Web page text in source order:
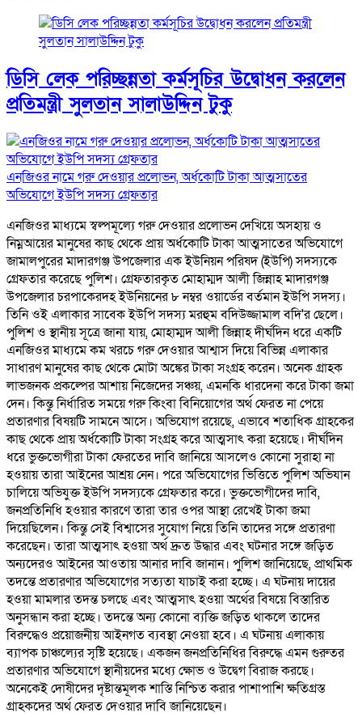
ডিসি লেক পরিচ্ছন্নতা কর্মসূচির উদ্বোধন করলেন
প্রতিমন্ত্রী সুলতান সালাউদ্দিন টুকু
এনজিওর নামে গরু দেওয়ার প্রলোভন, অর্ধকোটি টাকা আত্মসাতের
অভিযোগে ইউপি সদস্য গ্রেফতার
এনজিওর মাধ্যমে স্বল্পমূল্যে গরু দেওয়ার প্রলোভন দেখিয়ে অসহায় ও
নিম্নআয়ের মানুষের কাছ থেকে প্রায় অর্ধকোটি টাকা আত্মসাতের অভিযোগে
জামালপুরের মাদারগঞ্জ উপজেলার এক ইউনিয়ন পরিষদ (ইউপি) সদস্যকে
গ্রেফতার করেছে পুলিশ। গ্রেফতারকৃত মোহাম্মদ আলী জিন্নাহ মাদারগঞ্জ
উপজেলার চরপাকেরদহ ইউনিয়নের ৮ নম্বর ওয়ার্ডের বর্তমান ইউপি সদস্য।
তিনি ওই এলাকার সাবেক ইউপি সদস্য মরহুম বদিউজ্জামাল বদি'র ছেলে।
পুলিশ ও স্থানীয় সূত্রে জানা যায়, মোহাম্মদ আলী জিন্নাহ দীর্ঘদিন ধরে একটি
এনজিওর মাধ্যমে কম খরচে গরু দেওয়ার আশ্বাস দিয়ে বিভিন্ন এলাকার
সাধারণ মানুষের কাছ থেকে মোটা অঙ্কের টাকা সংগ্রহ করেন। অনেক গ্রাহক
লাভজনক প্রকল্পের আশায় নিজেদের সঞ্চয়, এমনকি ধারদেনা করে টাকা জমা
দেন। কিন্তু নির্ধারিত সময়ে গরু কিংবা বিনিয়োগের অর্থ ফেরত না পেয়ে
প্রতারণার বিষয়টি সামনে আসে। অভিযোগ রয়েছে, এভাবে শতাধিক গ্রাহকের
কাছ থেকে প্রায় অর্ধকোটি টাকা সংগ্রহ করে আত্মসাৎ করা হয়েছে। দীর্ঘদিন
ধরে ভুক্তভোগীরা টাকা ফেরতের দাবি জানিয়ে আসলেও কোনো সুরাহা না
হওয়ায় তারা আইনের আশ্রয় নেন। পরে অভিযোগের ভিত্তিতে পুলিশ অভিযান
চালিয়ে অভিযুক্ত ইউপি সদস্যকে গ্রেফতার করে। ভুক্তভোগীদের দাবি,
জনপ্রতিনিধি হওয়ার কারণে তারা তার ওপর আস্থা রেখেই টাকা জমা
দিয়েছিলেন। কিন্তু সেই বিশ্বাসের সুযোগ নিয়ে তিনি তাদের সঙ্গে প্রতারণা
করেছেন। তারা আত্মসাৎ হওয়া অর্থ দ্রুত উদ্ধার এবং ঘটনার সঙ্গে জড়িত
অন্যদেরও আইনের আওতায় আনার দাবি জানান। পুলিশ জানিয়েছে, প্রাথমিক
তদন্তে প্রতারণার অভিযোগের সত্যতা যাচাই করা হচ্ছে। এ ঘটনায় দায়ের
হওয়া মামলার তদন্ত চলছে এবং আত্মসাৎ হওয়া অর্থের বিষয়ে বিস্তারিত
অনুসন্ধান করা হচ্ছে। তদন্তে অন্য কোনো ব্যক্তি জড়িত থাকলে তাদের
বিরুদ্ধেও প্রয়োজনীয় আইনগত ব্যবস্থা নেওয়া হবে। এ ঘটনায় এলাকায়
ব্যাপক চাঞ্চল্যের সৃষ্টি হয়েছে। একজন জনপ্রতিনিধির বিরুদ্ধে এমন গুরুতর
প্রতারণার অভিযোগে স্থানীয়দের মধ্যে ক্ষোভ ও উদ্বেগ বিরাজ করছে।
অনেকেই দোষীদের দৃষ্টান্তমূলক শাস্তি নিশ্চিত করার পাশাপাশি ক্ষতিগ্রস্ত
গ্রাহকদের অর্থ ফেরত দেওয়ার দাবি জানিয়েছেন।